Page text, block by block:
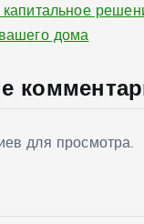
капитальное
дома
для просмотра.